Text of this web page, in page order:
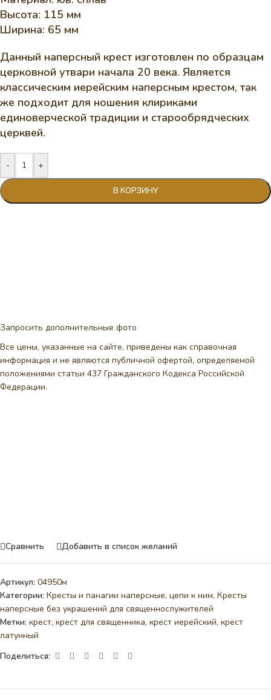
Высота: 115 мм
Ширина: 65 мм
Данный наперсный крест изготовлен по образцам
церковной утвари начала 20 века. Является
классическим иерейским наперсным крестом, так
же подходит для ношения клириками
единоверческой традиции и старообрядческих
церквей.
- +
В КОРЗИНУ
Запросить дополнительные фото
Все цены, указанные на сайте, приведены как справочная
информация и не являются публичной офертой, определяемой
положениями статьи 437 Гражданского Кодекса Российской
Федерации.
Сравнить Добавить в список желаний
Артикул: 04950м
Категории: Кресты и панагии наперсные, цепи к ним, Кресты
наперсные без украшений для священнослужителей
Метки: крест, крест для священника, крест иерейский, крест
латунный
Поделиться: